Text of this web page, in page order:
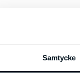
Samtycke